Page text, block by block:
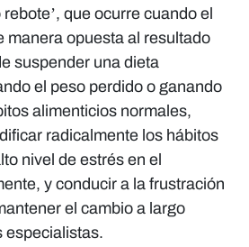
que ocurre cuando el
manera opuesta al resultado
suspender una dieta
el peso perdido o ganando
alimenticios normales,
radicalmente los hábitos
nivel de estrés en el
y conducir a la frustración
el cambio a largo
especialistas.